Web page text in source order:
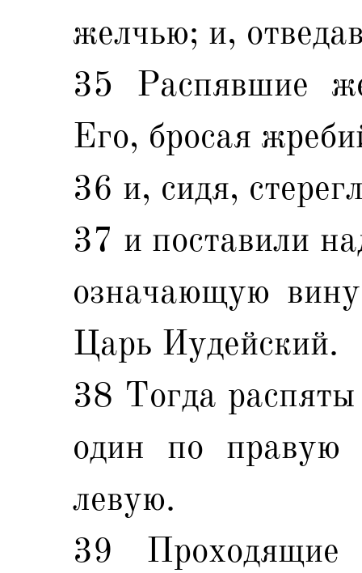
желчью; и,
35 Распявшие
Его, бросая
36 и, сидя,
37 и поставили
означающую
Царь Иудейский.
38 Тогда
один по правую
левую.
39